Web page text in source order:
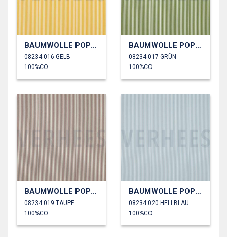
BAUMWOLLE POPELINE STREIFEN
08234.016 GELB
100%CO
BAUMWOLLE POPELINE STREIFEN
08234.017 GRÜN
100%CO
BAUMWOLLE POPELINE STREIFEN
08234.019 TAUPE
100%CO
BAUMWOLLE POPELINE STREIFEN
08234.020 HELLBLAU
100%CO